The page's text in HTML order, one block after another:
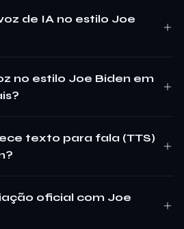
de IA no estilo Joe
no estilo Joe Biden em
texto para fala (TTS)
oficial com Joe